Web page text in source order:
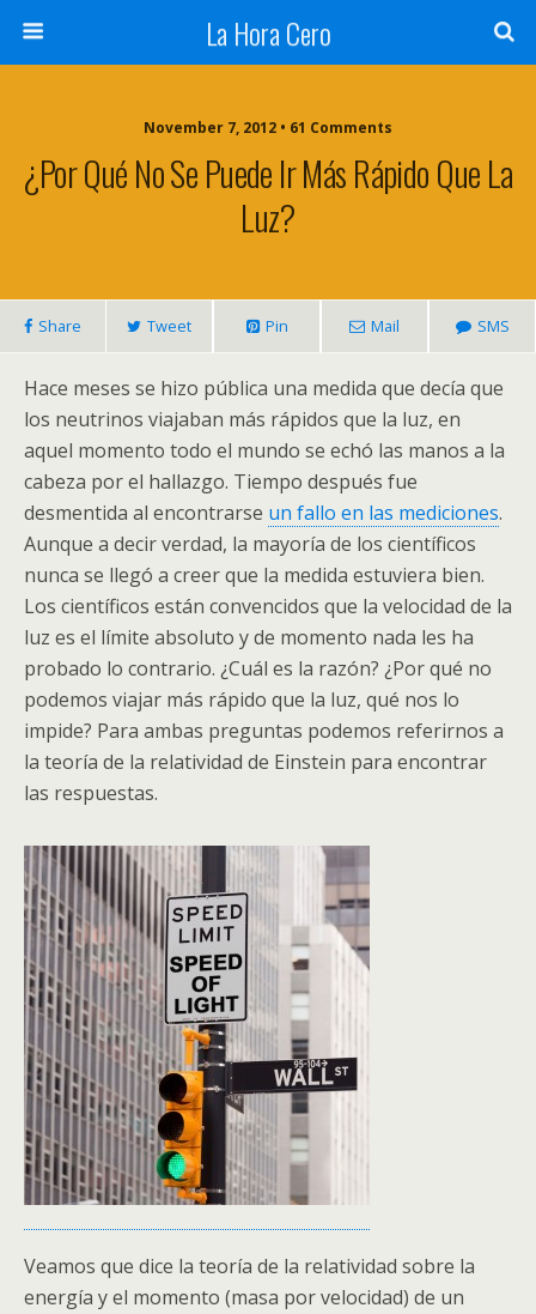
La Hora Cero
November 7, 2012 • 61 Comments
¿Por Qué No Se Puede Ir Más Rápido Que La
Luz?
Share Tweet Pin Mail SMS
Hace meses se hizo pública una medida que decía que
los neutrinos viajaban más rápidos que la luz, en
aquel momento todo el mundo se echó las manos a la
cabeza por el hallazgo. Tiempo después fue
desmentida al encontrarse un fallo en las mediciones.
Aunque a decir verdad, la mayoría de los científicos
nunca se llegó a creer que la medida estuviera bien.
Los científicos están convencidos que la velocidad de la
luz es el límite absoluto y de momento nada les ha
probado lo contrario. ¿Cuál es la razón? ¿Por qué no
podemos viajar más rápido que la luz, qué nos lo
impide? Para ambas preguntas podemos referirnos a
la teoría de la relatividad de Einstein para encontrar
las respuestas.
Veamos que dice la teoría de la relatividad sobre la
energía y el momento (masa por velocidad) de un